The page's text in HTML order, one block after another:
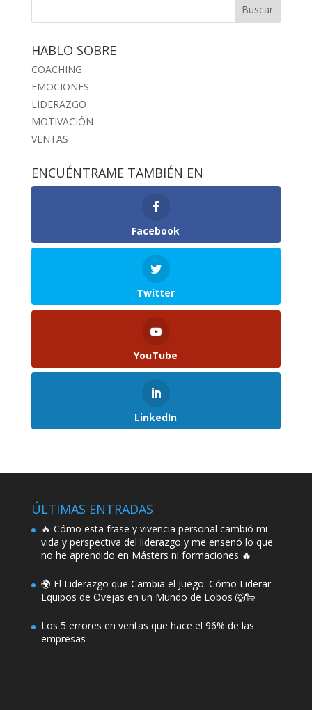
HABLO SOBRE
COACHING
EMOCIONES
LIDERAZGO
MOTIVACIÓN
VENTAS
ENCUÉNTRAME TAMBIÉN EN
Facebook
Twitter
YouTube
LinkedIn
ÚLTIMAS ENTRADAS
🔥 Cómo esta frase y vivencia personal cambió mi
vida y perspectiva del liderazgo y me enseñó lo que
no he aprendido en Másters ni formaciones 🔥
🌍 El Liderazgo que Cambia el Juego: Cómo Liderar
Equipos de Ovejas en un Mundo de Lobos 🐺🐑
Los 5 errores en ventas que hace el 96% de las
empresas